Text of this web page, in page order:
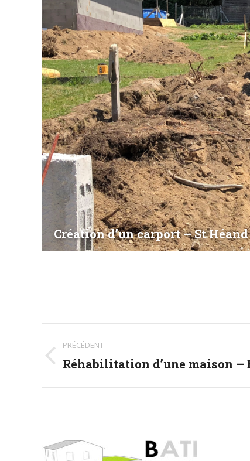
Création d’un carport – St
Navigation
album
PRÉCÉDENT
Album
Réhabilitation d’une maison –